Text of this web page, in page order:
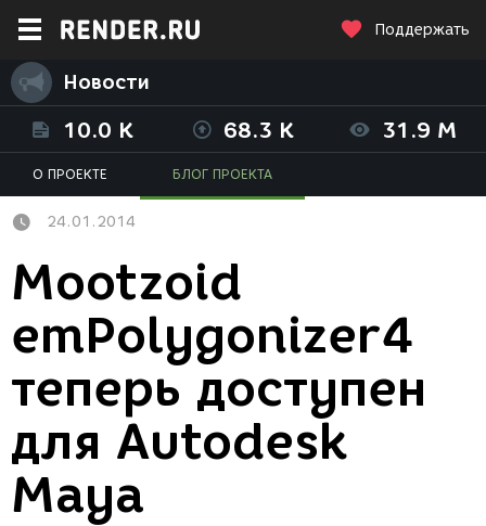
Поддержать
Новости
10.0 K 68.3 K 31.9 M
О ПРОЕКТЕ БЛОГ ПРОЕКТА
24.01.2014
Mootzoid
emPolygonizer4
теперь доступен
для Autodesk
Maya